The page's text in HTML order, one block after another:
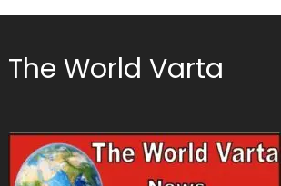
The World Varta